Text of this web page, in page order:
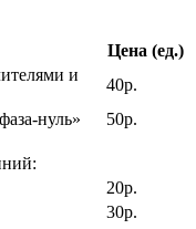
Цена (ед.)
и
40р.
нуль»
50р.
20р.
30р.